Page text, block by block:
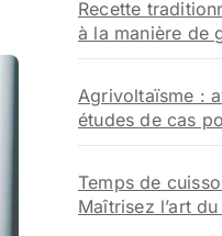
Recette
à la manière de
Agrivoltaïsme :
études de cas
Temps de
Maîtrisez l’art